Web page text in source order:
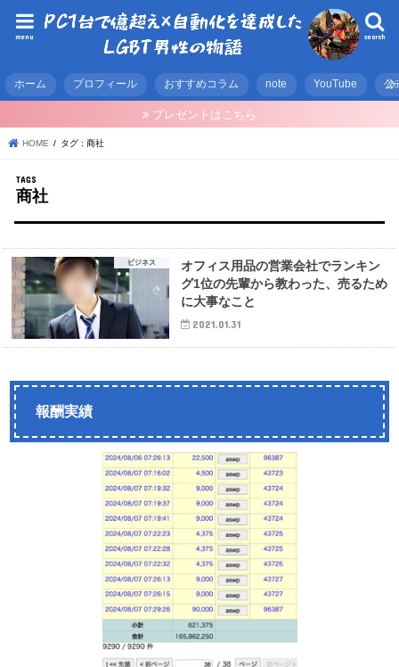
search
menu
ホーム プロフィール おすすめコラム note YouTube 公
プレゼントはこちら
HOME タグ : 商社
商社
ビジネス
オフィス用品の営業会社でランキン
グ1位の先輩から教わった、売るため
に大事なこと
2021.01.31
報酬実績